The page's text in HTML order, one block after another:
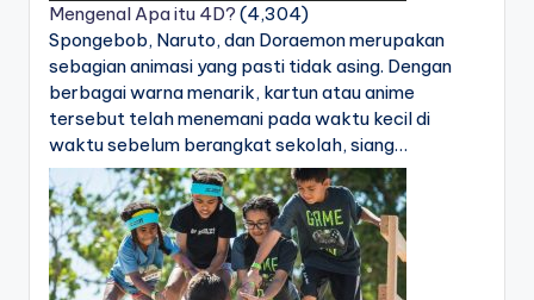
Mengenal Apa itu 4D? (4,304)
Spongebob, Naruto, dan Doraemon merupakan
sebagian animasi yang pasti tidak asing. Dengan
berbagai warna menarik, kartun atau anime
tersebut telah menemani pada waktu kecil di
waktu sebelum berangkat sekolah, siang…